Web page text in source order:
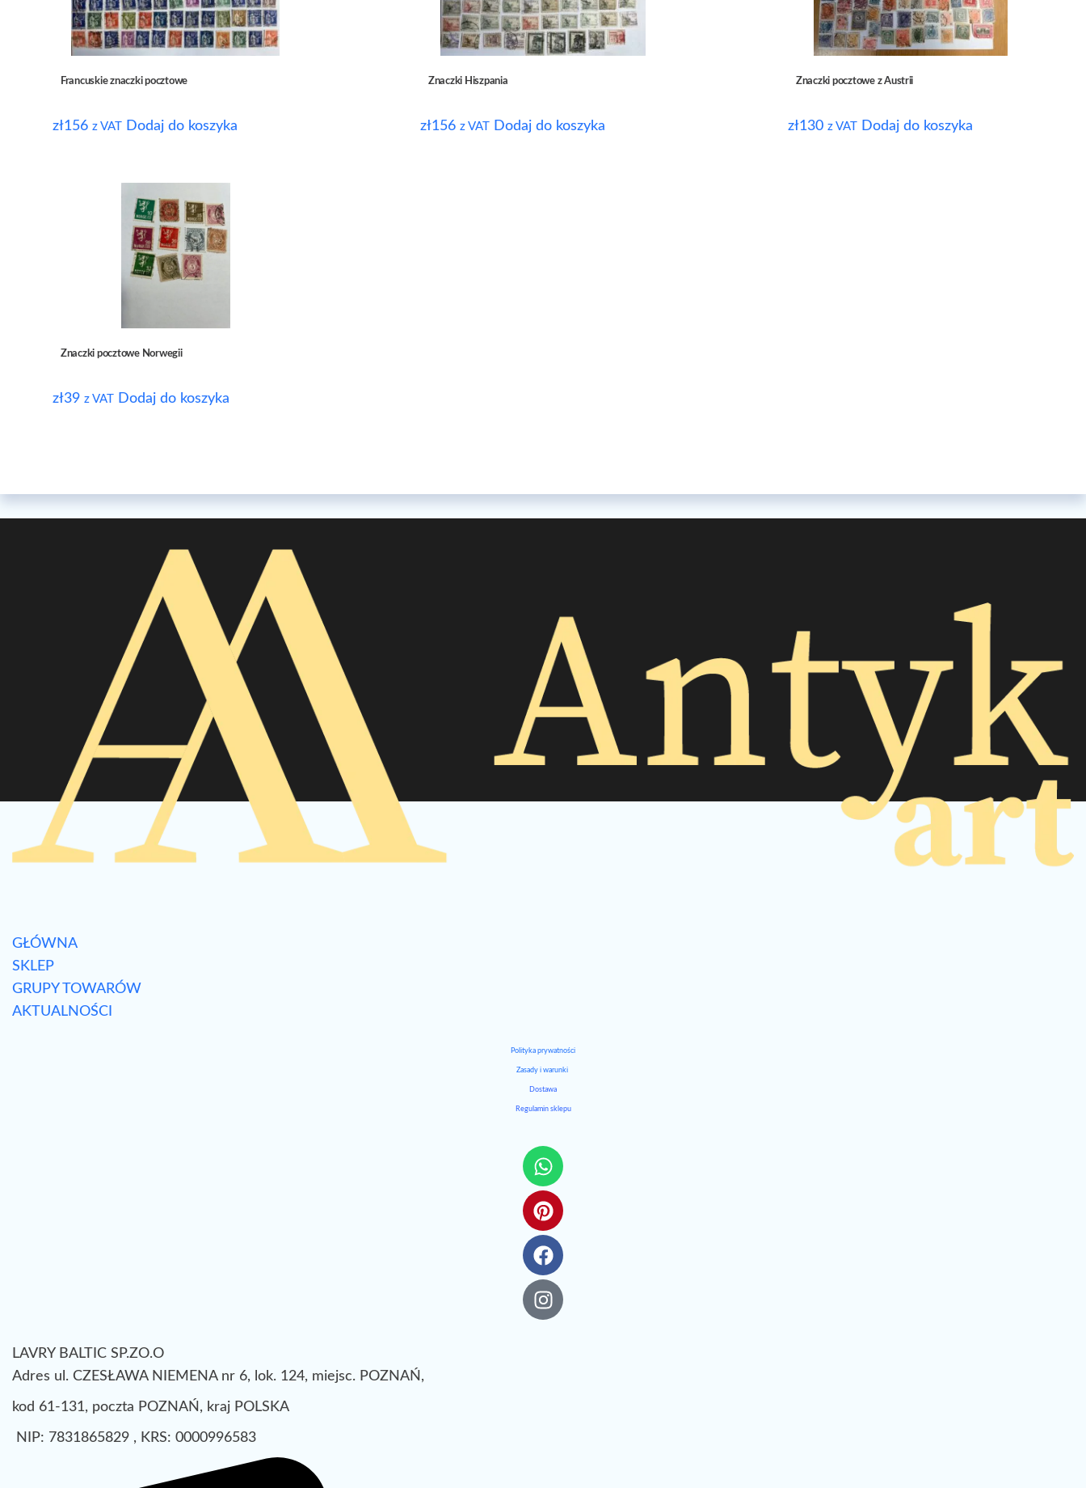
Francuskie znaczki pocztowe
zł156 z VAT Dodaj do koszyka
Znaczki Hiszpania
zł156 z VAT Dodaj do koszyka
Znaczki pocztowe z Austrii
zł130 z VAT Dodaj do koszyka
Znaczki pocztowe Norwegii
zł39 z VAT Dodaj do koszyka
GŁÓWNA
SKLEP
GRUPY TOWARÓW
AKTUALNOŚCI
Polityka prywatności
Zasady i warunki
Dostawa
Regulamin sklepu
LAVRY BALTIC SP.ZO.O
Adres ul. CZESŁAWA NIEMENA nr 6, lok. 124, miejsc. POZNAŃ,
kod 61-131, poczta POZNAŃ, kraj POLSKA
NIP: 7831865829 , KRS: 0000996583